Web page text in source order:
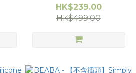
HK$239.00
HK$499.00